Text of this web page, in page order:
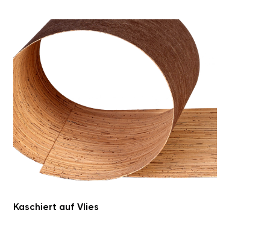
Größe Furnierblatt: 1.500 mm x 300 mm
Stärke Furnier: 0,8 mm oder 1,1 mm
Kaschiert auf Vlies